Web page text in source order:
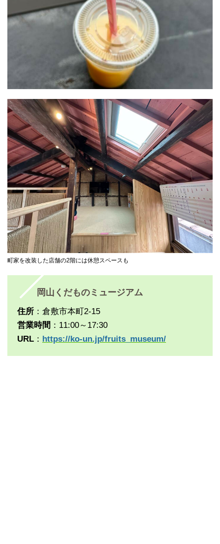
町家を改装した店舗の2階には休憩スペースも
岡山くだものミュージアム
住所 ：倉敷市本町2-15
営業時間 ：11:00～17:30
URL ： https://ko-un.jp/fruits_museum/